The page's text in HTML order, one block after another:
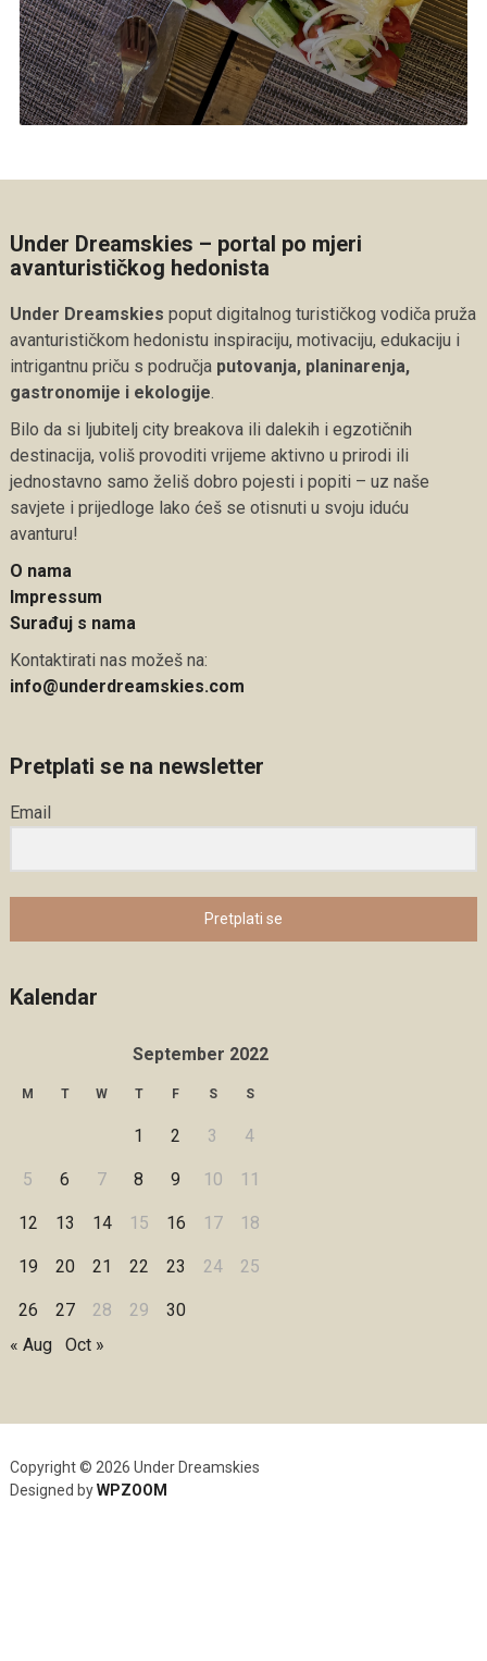
Under Dreamskies – portal po mjeri
avanturističkog hedonista
Under Dreamskies poput digitalnog turističkog vodiča pruža
avanturističkom hedonistu inspiraciju, motivaciju, edukaciju i
intrigantnu priču s područja putovanja, planinarenja,
gastronomije i ekologije.
Bilo da si ljubitelj city breakova ili dalekih i egzotičnih
destinacija, voliš provoditi vrijeme aktivno u prirodi ili
jednostavno samo želiš dobro pojesti i popiti – uz naše
savjete i prijedloge lako ćeš se otisnuti u svoju iduću
avanturu!
O nama
Impressum
Surađuj s nama
Kontaktirati nas možeš na:
info@underdreamskies.com
Pretplati se na newsletter
Email
Pretplati se
Kalendar
September 2022
M T W T F S S
1 2 3 4
5 6 7 8 9 10 11
12 13 14 15 16 17 18
19 20 21 22 23 24 25
26 27 28 29
30
« Aug
Oct »
Copyright © 2026 Under Dreamskies
Designed byWPZOOM